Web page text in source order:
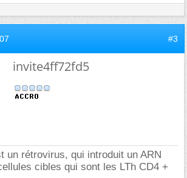
#3
invite4ff72fd5
un rétrovirus, qui introduit un ARN
cibles qui sont les LTh CD4 +